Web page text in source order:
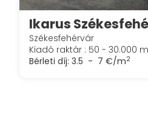
Székesfehérvár
Kiadó raktár : 50 - 30.000 m
Bérleti díj: 3.5 - 7 €/m2